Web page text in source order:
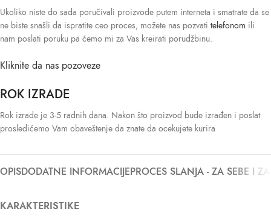
Ukoliko niste do sada poručivali proizvode putem interneta i smatrate da se
ne biste snašli da ispratite ceo proces, možete nas pozvati telefonom ili
nam poslati poruku pa ćemo mi za Vas kreirati porudžbinu.
Kliknite da nas pozoveze
ROK IZRADE
Rok izrade je 3-5 radnih dana. Nakon što proizvod bude izrađen i poslat
prosledićemo Vam obaveštenje da znate da ocekujete kurira
OPISDODATNE INFORMACIJEPROCES SLANJA - ZA SEBE I
KARAKTERISTIKE